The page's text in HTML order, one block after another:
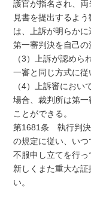
護官が指名され、
見書を提出するよ
は、上訴が明らかに
第一審判決を自己の
（3）上訴が認め
一審と同じ方式に従
（4）上訴審にお
場合、裁判所は第
ことができる。
第1681条 執行判決
の規定に従い、いつ
不服申し立てを行
新しくまた重大な
い。